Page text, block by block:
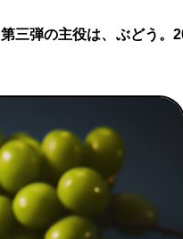
三弾の主役は、ぶどう。